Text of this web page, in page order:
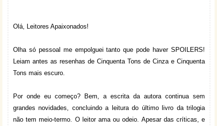
Olá, Leitores Apaixonados!
Olha só pessoal me empolguei tanto que pode haver SPOILERS!
Leiam antes as resenhas de Cinquenta Tons de Cinza e Cinquenta
Tons mais escuro.
Por onde eu começo? Bem, a escrita da autora continua sem
grandes novidades, concluindo a leitura do último livro da trilogia
não tem meio-termo. O leitor ama ou odeio. Apesar das críticas, e